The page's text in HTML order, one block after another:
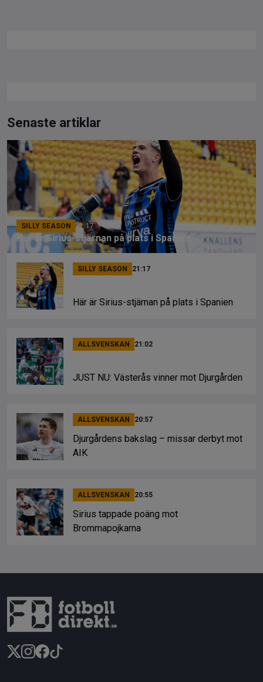
Senaste artiklar
SILLY SEASON 21:17
Här är Sirius-stjärnan på plats i Spanien
SILLY SEASON 21:17
Här är Sirius-stjärnan på plats i Spanien
ALLSVENSKAN 21:02
JUST NU: Västerås vinner mot Djurgården
ALLSVENSKAN 20:57
Djurgårdens bakslag – missar derbyt mot
AIK
ALLSVENSKAN 20:55
Sirius tappade poäng mot
Brommapojkarna